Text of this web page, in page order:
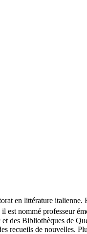
en littérature italienne.
est nommé professeur
des Bibliothèques de
recueils de nouvelles.